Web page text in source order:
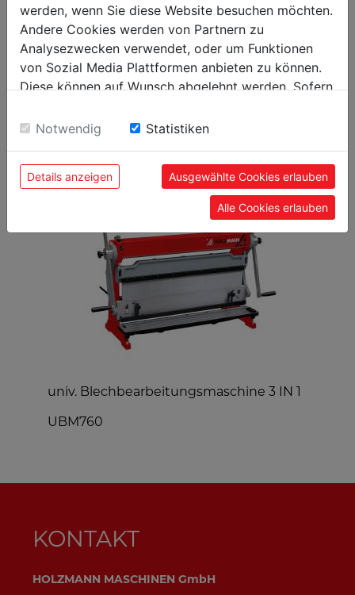
Allgemeine Daten
EAN Code
9120039907024
BELIEBTE PRODUKTE
univ. Blechbearbeitungsmaschine 3 IN 1
UBM760
KONTAKT
HOLZMANN MASCHINEN GmbH
werden, wenn Sie diese Website besuchen möchten.
Andere Cookies werden von Partnern zu
Analysezwecken verwendet, oder um Funktionen
von Sozial Media Plattformen anbieten zu können.
Diese können auf Wunsch abgelehnt werden. Sofern
Einwilligung zu unseren Cookies.
Notwendig Statistiken
Details anzeigen Ausgewählte Cookies erlauben
Alle Cookies erlauben